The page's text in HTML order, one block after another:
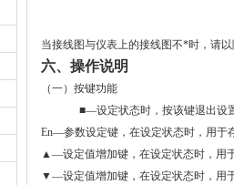
当接线图与仪表上的接线图不*时，请
六、操作说明
（一） 按键功能
■—设定状态时 ，按该键退出设
En—参数设定键， 在设定状态时，用于
▲—设定值增加键， 在设定状态时 ，用
▼—设定值增加键，在设定状态时，用